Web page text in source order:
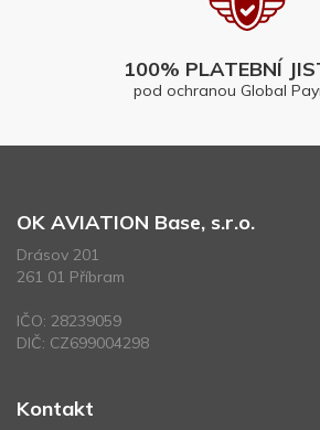
100% PLATEBNÍ
pod ochranou Global
OK AVIATION Base, s.r.o.
Drásov 201
261 01 Příbram
IČO: 28239059
DIČ: CZ699004298
Kontakt